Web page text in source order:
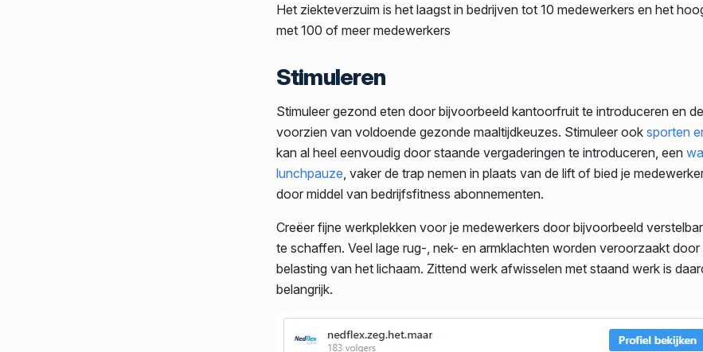
Het ziekteverzuim is het laagst in bedrijven tot 10 medewerkers en het
met 100 of meer medewerkers
Stimuleren
Stimuleer gezond eten door bijvoorbeeld kantoorfruit te introduceren en
voorzien van voldoende gezonde maaltijdkeuzes. Stimuleer ook sporten
kan al heel eenvoudig door staande vergaderingen te introduceren, een
lunchpauze , vaker de trap nemen in plaats van de lift of bied je
door middel van bedrijfsfitness abonnementen.
Creëer fijne werkplekken voor je medewerkers door bijvoorbeeld
te schaffen. Veel lage rug-, nek- en armklachten worden veroorzaakt door
belasting van het lichaam. Zittend werk afwisselen met staand werk is
belangrijk.